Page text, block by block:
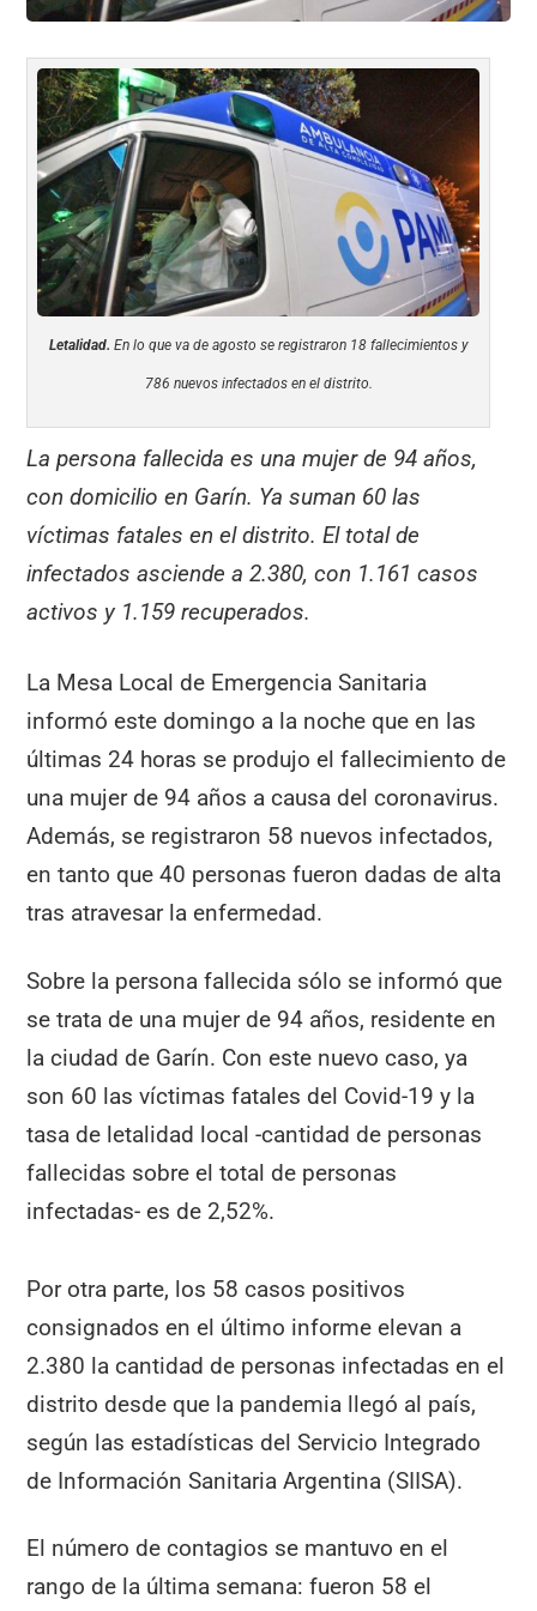
Letalidad. En lo que va de agosto se registraron 18 fallecimientos y
786 nuevos infectados en el distrito.
La persona fallecida es una mujer de 94 años,
con domicilio en Garín. Ya suman 60 las
víctimas fatales en el distrito. El total de
infectados asciende a 2.380, con 1.161 casos
activos y 1.159 recuperados.
La Mesa Local de Emergencia Sanitaria
informó este domingo a la noche que en las
últimas 24 horas se produjo el fallecimiento de
una mujer de 94 años a causa del coronavirus.
Además, se registraron 58 nuevos infectados,
en tanto que 40 personas fueron dadas de alta
tras atravesar la enfermedad.
Sobre la persona fallecida sólo se informó que
se trata de una mujer de 94 años, residente en
la ciudad de Garín. Con este nuevo caso, ya
son 60 las víctimas fatales del Covid-19 y la
tasa de letalidad local -cantidad de personas
fallecidas sobre el total de personas
infectadas- es de 2,52%.
Por otra parte, los 58 casos positivos
consignados en el último informe elevan a
2.380 la cantidad de personas infectadas en el
distrito desde que la pandemia llegó al país,
según las estadísticas del Servicio Integrado
de Información Sanitaria Argentina (SIISA).
El número de contagios se mantuvo en el
rango de la última semana: fueron 58 el